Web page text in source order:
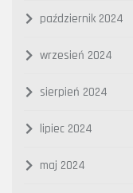
październik 2024
wrzesień 2024
sierpień 2024
lipiec 2024
maj 2024